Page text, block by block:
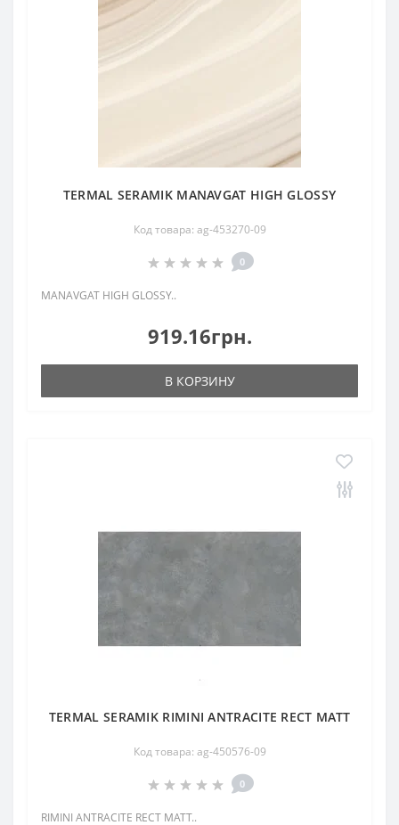
TERMAL SERAMIK MANAVGAT HIGH GLOSSY
Код товара: ag-453270-09
0
MANAVGAT HIGH GLOSSY..
919.16грн.
В КОРЗИНУ
TERMAL SERAMIK RIMINI ANTRACITE RECT MATT
Код товара: ag-450576-09
0
RIMINI ANTRACITE RECT MATT..